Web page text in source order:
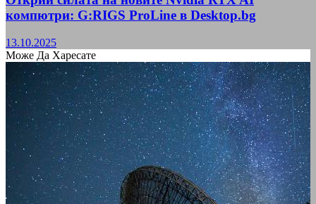
компютри: G:RIGS ProLine в Desktop.bg
13.10.2025
Може Да Харесате